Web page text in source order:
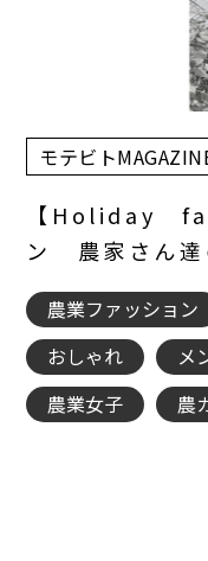
モテビト
【Holiday
ン 農家さん達
農業ファッション
おしゃれ
メ
農業女子
農